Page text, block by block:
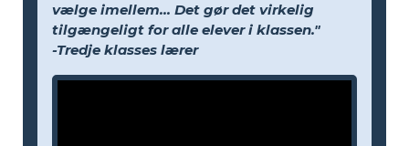
vælge imellem... Det gør det virkelig
tilgængeligt for alle elever i klassen."
-Tredje klasses lærer